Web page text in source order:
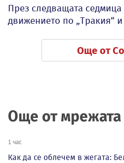
През следващата
движението по „Тракия“ и
Още от
Още от мрежата
1 час
Как да се облечем в жегата: